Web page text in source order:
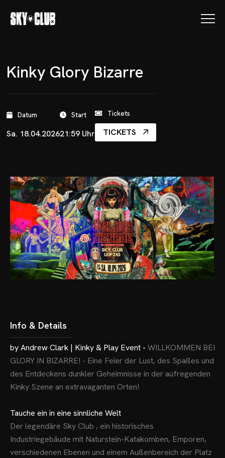
Kinky Glory Bizarre
Datum
Sa. 18.04.2026
Start
21:59 Uhr
Tickets
TICKETS
Info & Details
by Andrew Clark | Kinky & Play Event - WILLKOMMEN BEI
GLORY IN BIZARRE! - Eine Feier der Lust, des Spaßes und
des Entdeckens dunkler Geheimnisse in der aufregenden
Kinky Szene an extravaganten Orten!
Tauche ein in eine sinnliche Welt
Der legendäre Sky Club , ein historisches
Industriegebäude mit Naturstein-Katakomben, Emporen,
verschiedenen Ebenen und einem Außenbereich der Platz